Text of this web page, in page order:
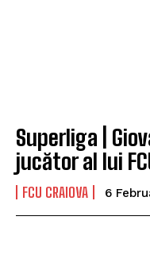
Superliga |
jucător al lui
FCU CRAIOVA 6